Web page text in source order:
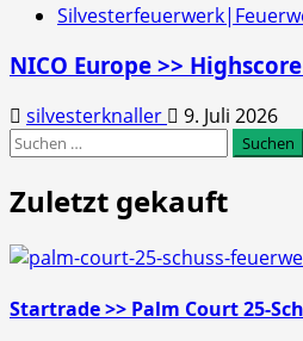
NICO Europe >>
silvesterknaller
9. Juli 2026
Suchen
Zuletzt gekauft
Startrade >> Palm Court 25-